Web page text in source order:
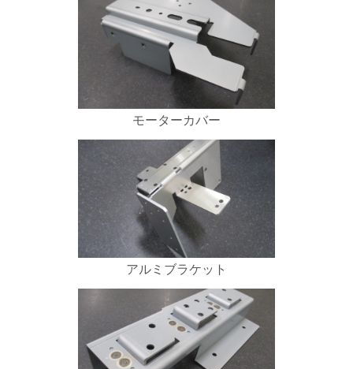
モーターカバー
アルミブラケット